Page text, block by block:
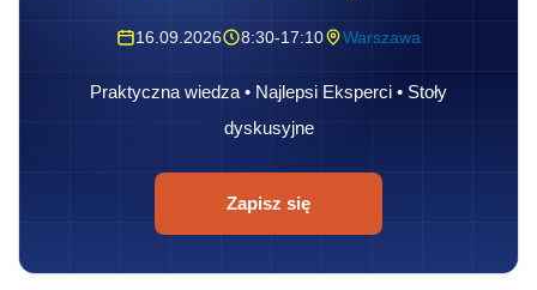
16.09.2026 8:30-17:10 Warszawa
Praktyczna wiedza • Najlepsi Eksperci • Stoły
dyskusyjne
Zapisz się